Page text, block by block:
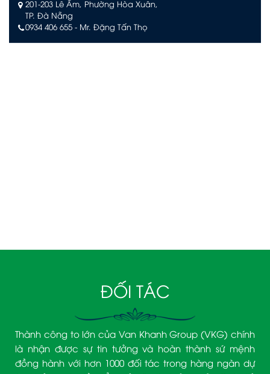
201-203 Lê Ấm, Phường Hòa Xuân,
TP. Đà Nẵng
0934 406 655 - Mr. Đặng Tấn Thọ
ĐỐI TÁC
Thành công to lớn của Van Khanh Group (VKG) chính
là nhận được sự tin tưởng và hoàn thành sứ mệnh
đồng hành với hơn 1000 đối tác trong hàng ngàn dự